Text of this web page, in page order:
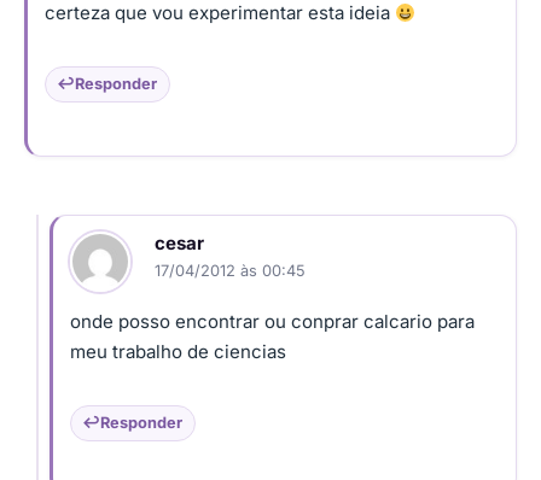
certeza que vou experimentar esta ideia
Responder
cesar
17/04/2012 às 00:45
onde posso encontrar ou conprar calcario para
meu trabalho de ciencias
Responder